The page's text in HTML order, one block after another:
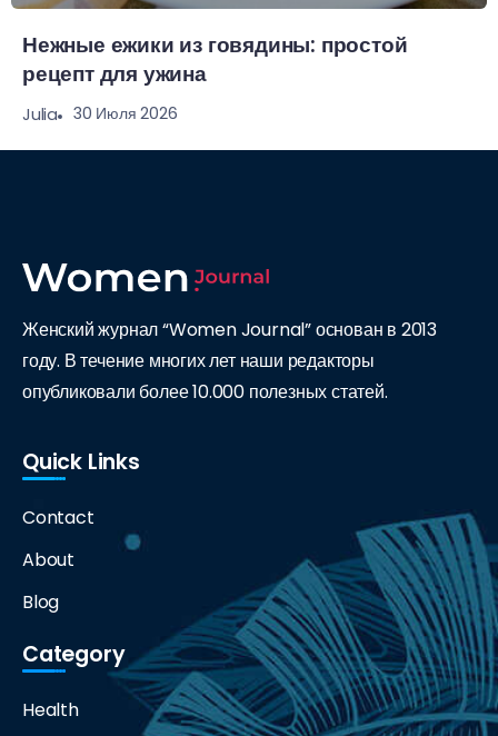
Нежные ежики из говядины: простой
рецепт для ужина
Julia 30 Июля 2026
Женский журнал “Women Journal” основан в 2013
году. В течение многих лет наши редакторы
опубликовали более 10.000 полезных статей.
Quick Links
Contact
About
Blog
Category
Health